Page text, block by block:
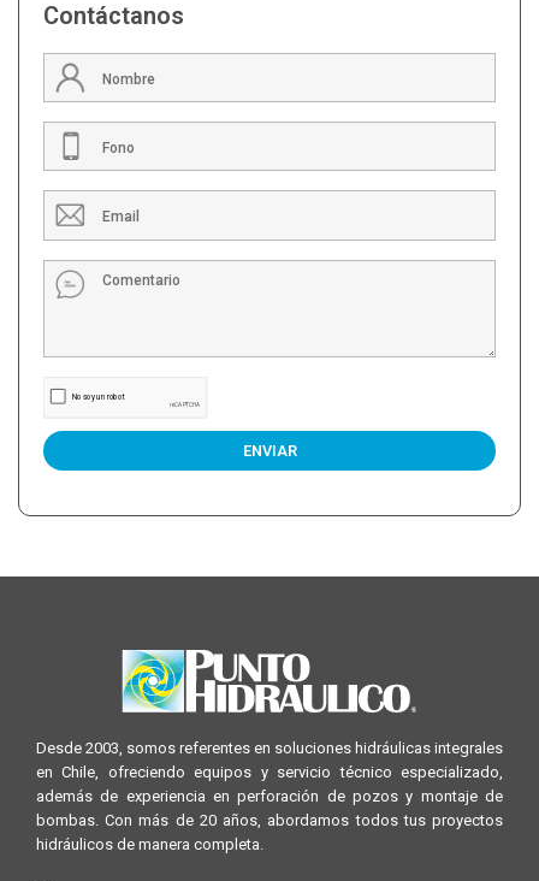
Contáctanos
ENVIAR
Desde 2003, somos referentes en soluciones hidráulicas integrales
en Chile, ofreciendo equipos y servicio técnico especializado,
además de experiencia en perforación de pozos y montaje de
bombas. Con más de 20 años, abordamos todos tus proyectos
hidráulicos de manera completa.